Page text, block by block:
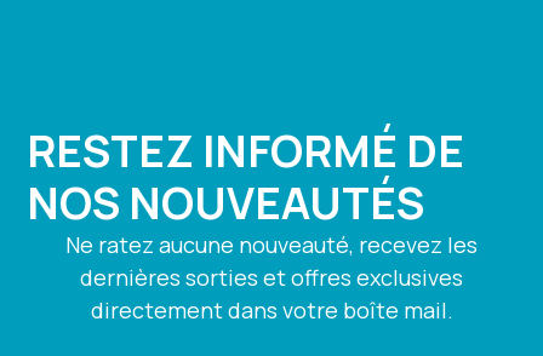
RESTEZ INFORMÉ DE
NOS NOUVEAUTÉS
Ne ratez aucune nouveauté, recevez les
dernières sorties et offres exclusives
directement dans votre boîte mail.